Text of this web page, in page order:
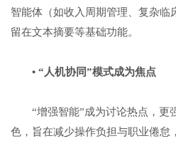
智能体（如收入周期管理、复杂临
留在文本摘要等基础功能。
• “ 人机协同”模式成为焦点
“增强智能”成为讨论热点，更
色，旨在减少操作负担与职业倦怠